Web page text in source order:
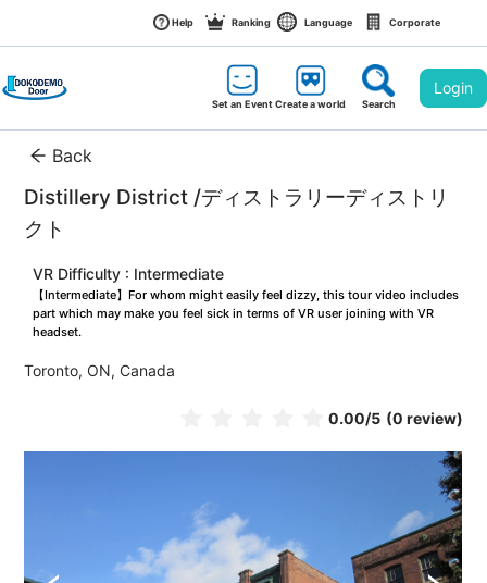
Help Ranking Language Corporate
Set an EventCreate a world Search
Login
Back
Distillery District /ディストラリーディストリ
クト
VR Difficulty : Intermediate
【Intermediate】For whom might easily feel dizzy, this tour video includes
part which may make you feel sick in terms of VR user joining with VR
headset.
Toronto, ON, Canada
0.00/5 (0 review)